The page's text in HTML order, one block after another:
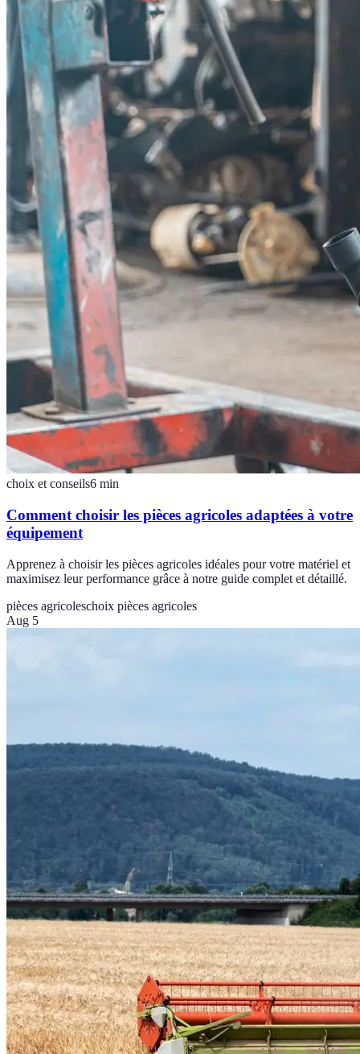
choix et conseils6 min
Comment choisir les pièces agricoles adaptées à votre
équipement
Apprenez à choisir les pièces agricoles idéales pour votre matériel et
maximisez leur performance grâce à notre guide complet et détaillé.
pièces agricoleschoix pièces agricoles
Aug 5